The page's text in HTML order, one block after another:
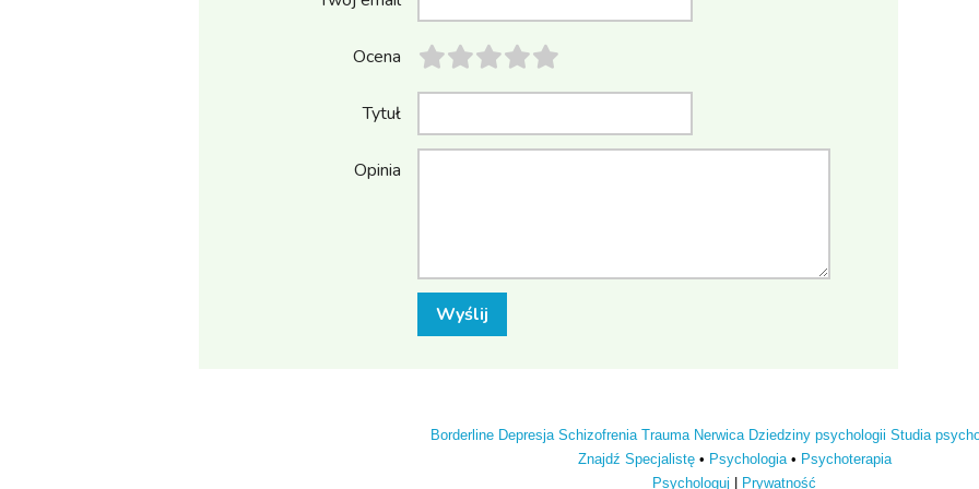
Ocena
Tytuł
Opinia
Wyślij
Borderline Depresja Schizofrenia Trauma Nerwica Dziedziny psychologii Studia
Znajdź Specjalistę• Psychologia• Psychoterapia
Psychologuj
Prywatność